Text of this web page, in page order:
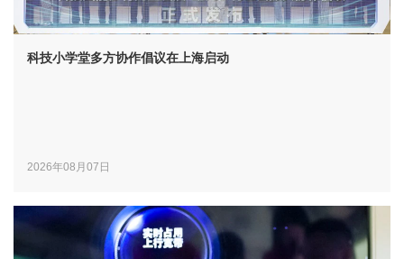
科技小学堂多方协作倡议在上海启动
2026年08月07日